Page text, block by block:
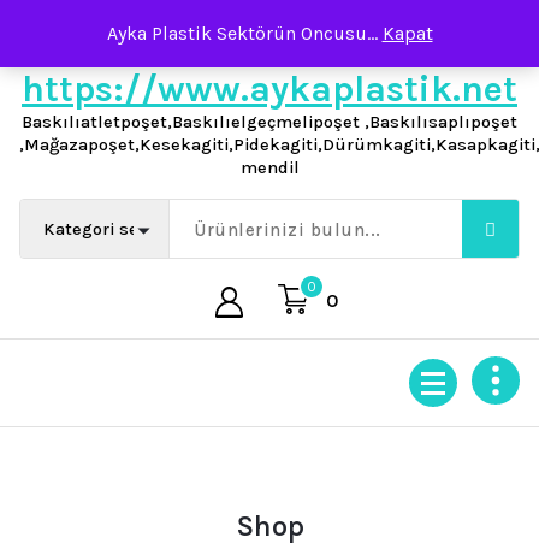
Ayka Plastik Sektörün Oncusu... Kapat
Baskılıatletpoşet,Baskılıelgeçmelipoşet ,Baskılısaplıpoşet
mendil
0
0
Shop